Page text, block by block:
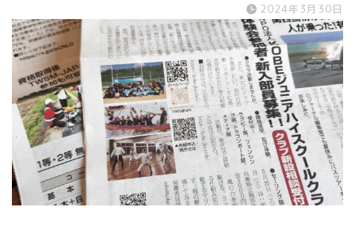
2024年3月30日